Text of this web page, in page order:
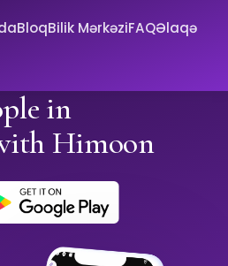
BloqBilik MərkəziFAQƏlaqə
in
Himoon